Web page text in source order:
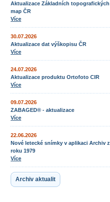
Aktualizace Základních topografických
map ČR
Více
30.07.2026
Aktualizace dat výškopisu ČR
Více
24.07.2026
Aktualizace produktu Ortofoto CIR
Více
09.07.2026
ZABAGED® - aktualizace
Více
22.06.2026
Nové letecké snímky v aplikaci Archiv z
roku 1979
Více
Archiv aktualit